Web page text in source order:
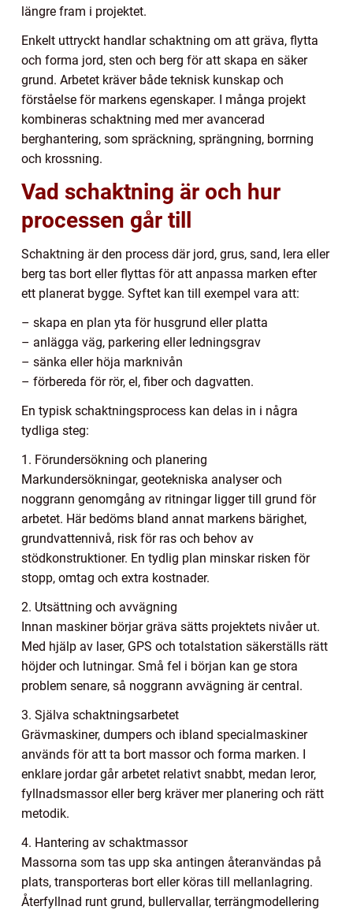
längre fram i projektet.
Enkelt uttryckt handlar schaktning om att gräva, flytta
och forma jord, sten och berg för att skapa en säker
grund. Arbetet kräver både teknisk kunskap och
förståelse för markens egenskaper. I många projekt
kombineras schaktning med mer avancerad
berghantering, som spräckning, sprängning, borrning
och krossning.
Vad schaktning är och hur
processen går till
Schaktning är den process där jord, grus, sand, lera eller
berg tas bort eller flyttas för att anpassa marken efter
ett planerat bygge. Syftet kan till exempel vara att:
– skapa en plan yta för husgrund eller platta
– anlägga väg, parkering eller ledningsgrav
– sänka eller höja marknivån
– förbereda för rör, el, fiber och dagvatten.
En typisk schaktningsprocess kan delas in i några
tydliga steg:
1. Förundersökning och planering
Markundersökningar, geotekniska analyser och
noggrann genomgång av ritningar ligger till grund för
arbetet. Här bedöms bland annat markens bärighet,
grundvattennivå, risk för ras och behov av
stödkonstruktioner. En tydlig plan minskar risken för
stopp, omtag och extra kostnader.
2. Utsättning och avvägning
Innan maskiner börjar gräva sätts projektets nivåer ut.
Med hjälp av laser, GPS och totalstation säkerställs rätt
höjder och lutningar. Små fel i början kan ge stora
problem senare, så noggrann avvägning är central.
3. Själva schaktningsarbetet
Grävmaskiner, dumpers och ibland specialmaskiner
används för att ta bort massor och forma marken. I
enklare jordar går arbetet relativt snabbt, medan leror,
fyllnadsmassor eller berg kräver mer planering och rätt
metodik.
4. Hantering av schaktmassor
Massorna som tas upp ska antingen återanvändas på
plats, transporteras bort eller köras till mellanlagring.
Återfyllnad runt grund, bullervallar, terrängmodellering